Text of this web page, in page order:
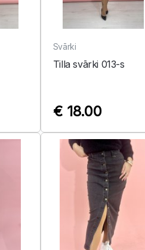
Svārki
Tilla svārki 013-s
€ 18.00